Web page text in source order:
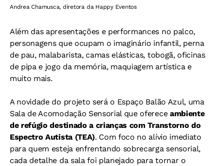
Andrea Chamusca, diretora da Happy Eventos
Além das apresentações e performances no palco,
personagens que ocupam o imaginário infantil, perna
de pau, malabarista, camas elásticas, tobogã, oficinas
de pipa e jogo da memória, maquiagem artística e
muito mais.
A novidade do projeto será o Espaço Balão Azul, uma
Sala de Acomodação Sensorial que oferece ambiente
de refúgio destinado a crianças com Transtorno do
Espectro Autista (TEA). Com foco no alívio imediato
para quem esteja enfrentando sobrecarga sensorial,
cada detalhe da sala foi planejado para tornar o